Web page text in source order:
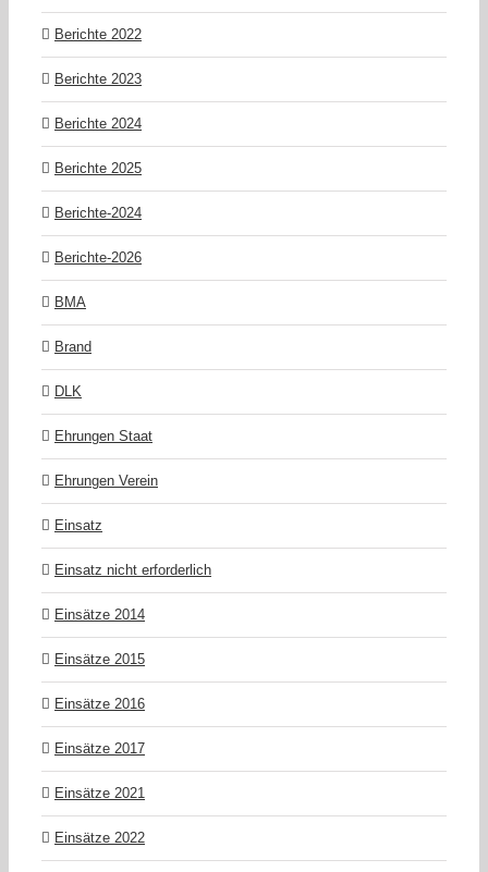
Berichte 2022
Berichte 2023
Berichte 2024
Berichte 2025
Berichte-2024
Berichte-2026
BMA
Brand
DLK
Ehrungen Staat
Ehrungen Verein
Einsatz
Einsatz nicht erforderlich
Einsätze 2014
Einsätze 2015
Einsätze 2016
Einsätze 2017
Einsätze 2021
Einsätze 2022